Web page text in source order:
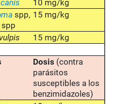
10 mg/kg
spp,
spp
15 mg/kg
vulpis
15 mg/kg
Dosis (contra
parásitos
susceptibles a los
benzimidazoles)